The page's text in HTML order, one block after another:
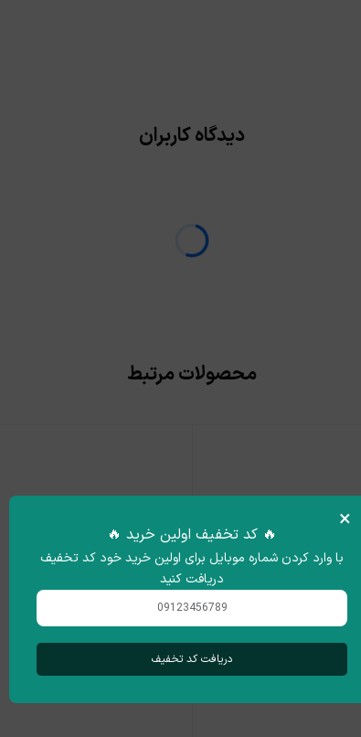
دیدگاه کاربران
محصولات مرتبط
× 🔥 کد تخفیف اولین خرید 🔥
با وارد کردن شماره موبایل برای اولین خرید خود کد تخفیف
دریافت کنید
دریافت کد تخفیف